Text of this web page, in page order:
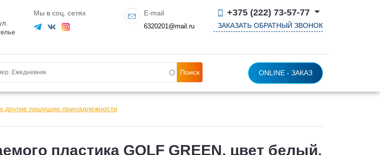
Мы в соц. сетях E-mail
6320201@mail.ru
+375 (222) 73-57-77
ЗАКАЗАТЬ ОБРАТНЫЙ ЗВОНОК
ONLINE - ЗАКАЗ
другие пишущие принадлежности
пластика GOLF GREEN, цвет белый,